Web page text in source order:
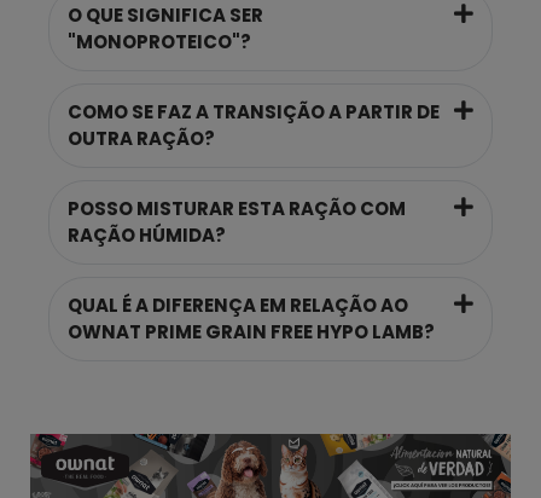
O QUE SIGNIFICA SER
"MONOPROTEICO"?
COMO SE FAZ A TRANSIÇÃO A PARTIR DE
OUTRA RAÇÃO?
POSSO MISTURAR ESTA RAÇÃO COM
RAÇÃO HÚMIDA?
QUAL É A DIFERENÇA EM RELAÇÃO AO
OWNAT PRIME GRAIN FREE HYPO LAMB?